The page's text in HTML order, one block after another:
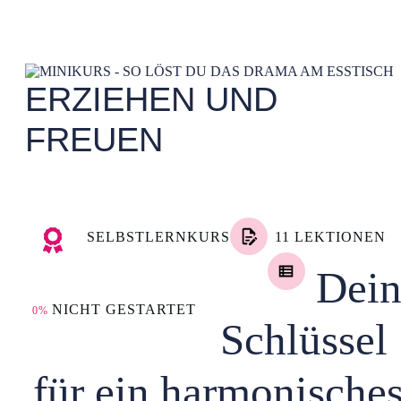
ERZIEHEN UND
FREUEN
SELBSTLERNKURS 11 LEKTIONEN
0% NICHT GESTARTET
Dein
Schlüssel